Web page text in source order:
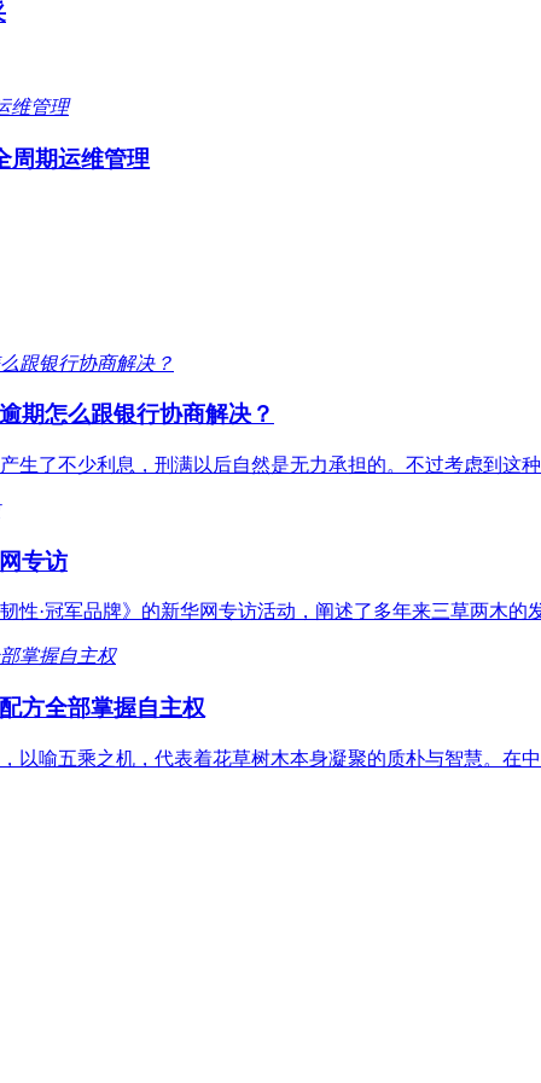
周期运维管理
期怎么跟银行协商解决？
生了不少利息，刑满以后自然是无力承担的。不过考虑到这
专访
性·冠军品牌》的新华网专访活动，阐述了多年来三草两木的
方全部掌握自主权
喻五乘之机，代表着花草树木本身凝聚的质朴与智慧。在